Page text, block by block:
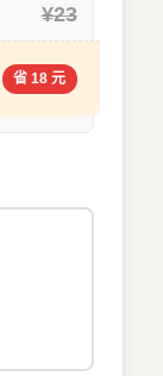
¥23
省 18 元